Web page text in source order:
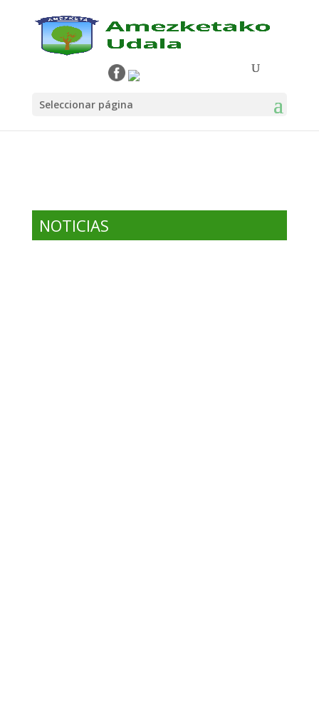
Seleccionar página
NOTICIAS